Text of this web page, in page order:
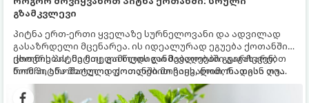
გზამკვლევი
პიტნა ერთ-ერთი ყველაზე სურნელოვანი და ადვილად
გასაზრდელი მცენარეა. ის იდეალურად ეგუება ქოთანში
ცხოვრებას, მეტიც, გამოცდილი მებაღეები გვირჩევენ,
რომ პიტნა მხოლოდ ქოთანში მოვიყვანოთ, რადგან ღია
გრუნტში (ბაღში) დარგვისას ის ფესვებით ძალიან
სწრაფად ვრცელდება და სხვა მცენარეებს ავიწროებს.
ქოთნის პიტნა მთელი წლის განმავლობაში გაგახარებთ
ნორჩი, არომატული ფოთლებით ჩაის, ლიმონათისა თუ
კერძებისთვის.